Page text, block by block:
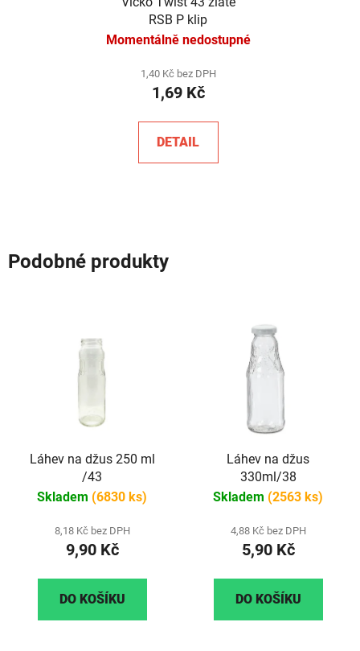
RSB P klip
Momentálně nedostupné
1,40 Kč bez DPH
1,69 Kč
DETAIL
Podobné produkty
Láhev na džus 250 ml
/43
Skladem (6830 ks)
8,18 Kč bez DPH
9,90 Kč
DO KOŠÍKU
Láhev na džus
330ml/38
Skladem (2563 ks)
4,88 Kč bez DPH
5,90 Kč
DO KOŠÍKU